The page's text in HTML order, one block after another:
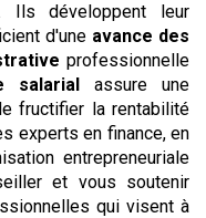
Ils développent leur
d'une avance des
professionnelle
salarial assure une
fructifier la rentabilité
experts en finance, en
entrepreneuriale
et vous soutenir
qui visent à